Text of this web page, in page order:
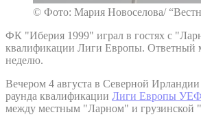
© Фото: Мария Новоселова/
ФК "Иберия 1999" играл в гостях с
квалификации Лиги Европы. Ответный
неделю.
Вечером 4 августа в Северной Ирландии
раунда квалификации Лиги Европы
между местным "Ларном" и грузинской